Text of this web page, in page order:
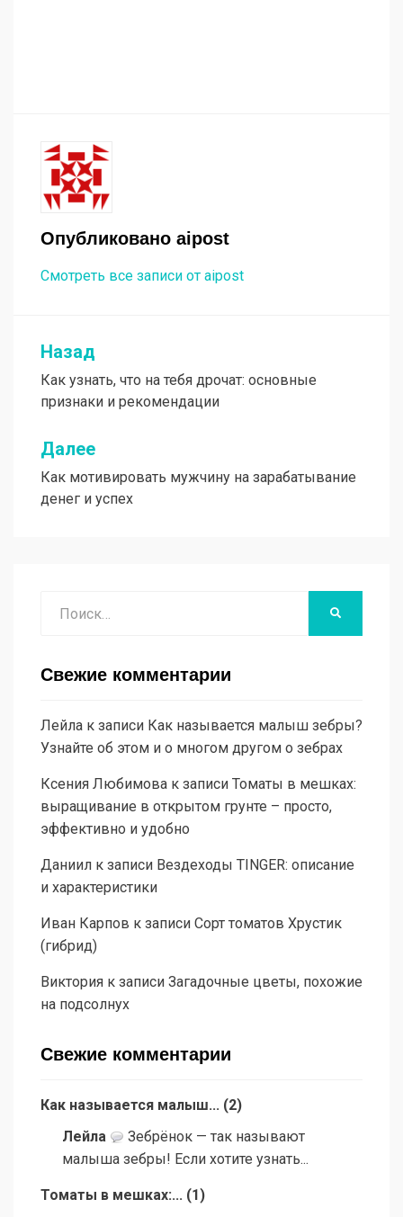
Опубликовано aipost
Смотреть все записи от aipost
Навигация
по
записям
Назад
Как узнать, что на тебя дрочат: основные
признаки и рекомендации
Далее
Как мотивировать мужчину на зарабатывание
денег и успех
Свежие комментарии
Лейла к записи Как называется малыш зебры?
Узнайте об этом и о многом другом о зебрах
Ксения Любимова к записи Томаты в мешках:
выращивание в открытом грунте – просто,
эффективно и удобно
Даниил к записи Вездеходы TINGER: описание
и характеристики
Иван Карпов к записи Сорт томатов Хрустик
(гибрид)
Виктория к записи Загадочные цветы, похожие
на подсолнух
Свежие комментарии
Как называется малыш... (2)
Лейла
Зебрёнок — так называют
малыша зебры! Если хотите узнать...
Томаты в мешках:... (1 )